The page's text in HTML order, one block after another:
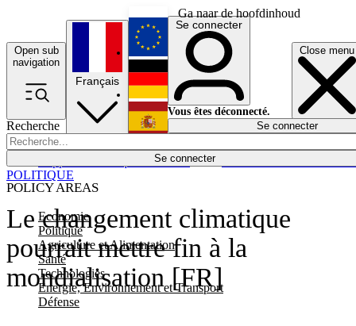
Ga naar de hoofdinhoud
Open sub
navigation
Close menu
Recherche
Se connecter
POLICY AREAS
Economie
Politique
Agriculture et Alimentation
Santé
Technologies
Energie, Environnement et Transport
Défense
Économie
Français
English
Deutsch
Español
Se connecter
Vous êtes déconnecté.
Se connecter
Le changement climatique
pourrait mettre fin à la
mondialisation [FR]
POLITIQUE